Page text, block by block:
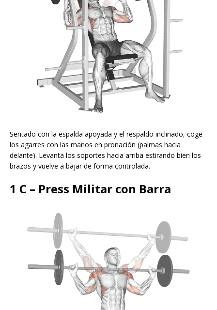
Sentado con la espalda apoyada y el respaldo inclinado, coge
los agarres con las manos en pronación (palmas hacia
delante). Levanta los soportes hacia arriba estirando bien los
brazos y vuelve a bajar de forma controlada.
1 C – Press Militar con Barra